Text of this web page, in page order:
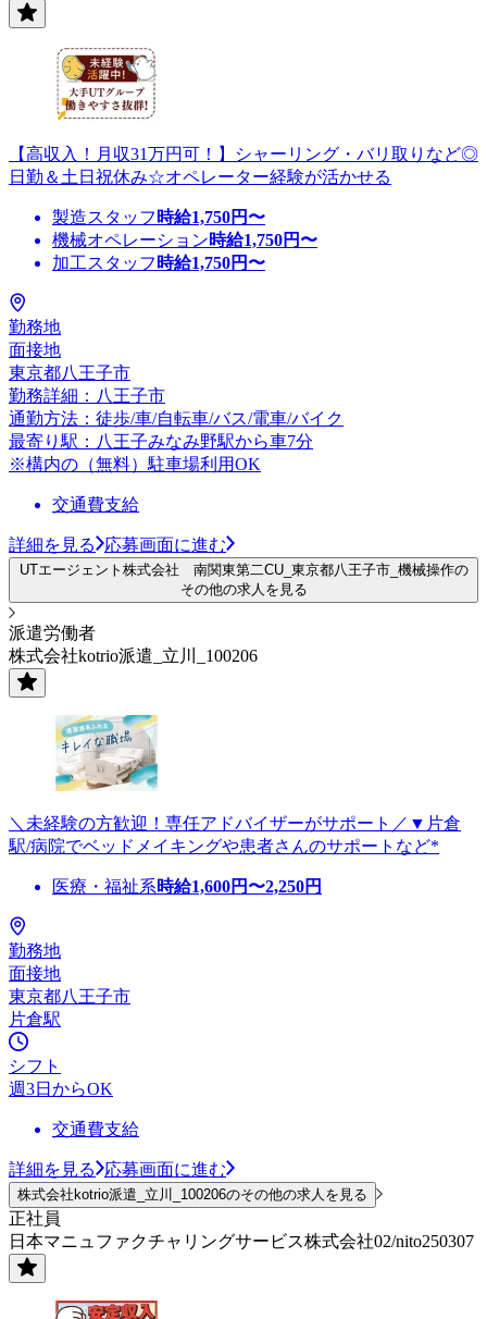
【高収入！月収31万円可！】シャーリング・バリ取りなど◎
日勤＆土日祝休み☆オペレーター経験が活かせる
製造スタッフ 時給1,750円〜
機械オペレーション時給1,750円〜
加工スタッフ 時給1,750円〜
勤務地
面接地
東京都八王子市
勤務詳細：八王子市
通勤方法：徒歩/車/自転車/バス/電車/バイク
最寄り駅：八王子みなみ野駅から車7分
※構内の（無料）駐車場利用OK
交通費支給
詳細を見る 応募画面に進む
UTエージェント株式会社 南関東第二CU_東京都八王子市_機械操作の
その他の求人を見る
派遣労働者
株式会社kotrio派遣_立川_100206
＼未経験の方歓迎！専任アドバイザーがサポート／▼片倉
駅/病院でベッドメイキングや患者さんのサポートなど*
医療・福祉系時給1,600円〜2,250円
勤務地
面接地
東京都八王子市
片倉駅
シフト
週3日からOK
交通費支給
詳細を見る 応募画面に進む
株式会社kotrio派遣_立川_100206のその他の求人を見る
正社員
日本マニュファクチャリングサービス株式会社02/nito250307